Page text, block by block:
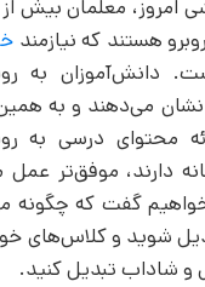
امروز، معلمان بیش
هستند که نیازمند
دانش‌آموزان به
می‌دهند و به
محتوای درسی به
دارند، موفق‌تر
گفت که چگونه
شوید و کلاس‌های خود
و شاداب تبدیل کنید.